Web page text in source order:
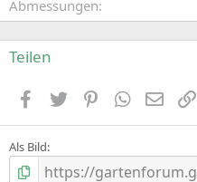
Abmessungen
Teilen
FacebookZwitschernPinterestWhatsApp
E-Mail
Als Bild